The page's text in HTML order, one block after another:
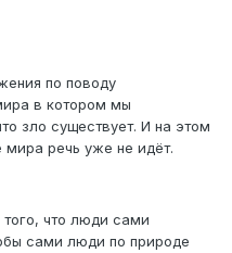
по поводу
в котором мы
зло существует. И на этом
речь уже не идёт.
что люди сами
сами люди по природе